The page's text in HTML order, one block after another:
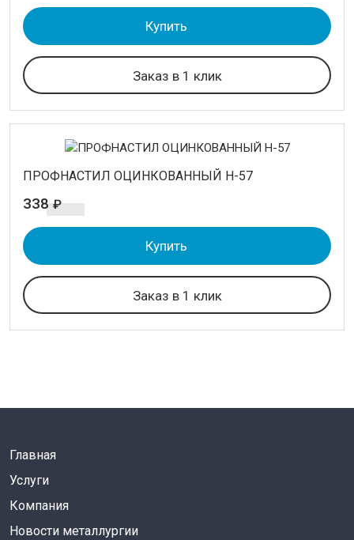
Купить
Заказ в 1 клик
ПРОФНАСТИЛ ОЦИНКОВАННЫЙ Н-57
338 ₽
Купить
Заказ в 1 клик
Главная
Услуги
Компания
Новости металлургии